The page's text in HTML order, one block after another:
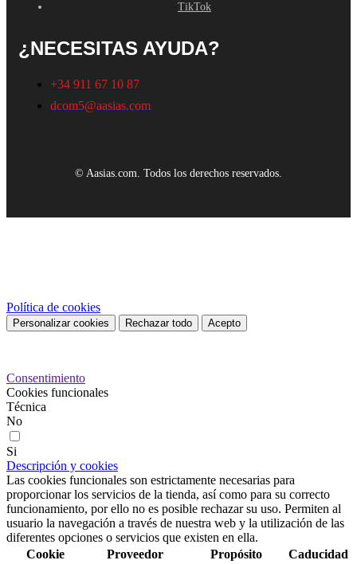
TikTok
¿NECESITAS AYUDA?
+34 911 67 10 87
dcom5@aasias.com
© Aasias.com. Todos los derechos reservados.
Política de cookies
Personalizar cookies Rechazar todo Acepto
Consentimiento
Cookies funcionales
Técnica
No
Si
Descripción y cookies
Las cookies funcionales son estrictamente necesarias para
proporcionar los servicios de la tienda, así como para su correcto
funcionamiento, por ello no es posible rechazar su uso. Permiten al
usuario la navegación a través de nuestra web y la utilización de las
diferentes opciones o servicios que existen en ella.
Cookie
Proveedor Propósito Caducidad